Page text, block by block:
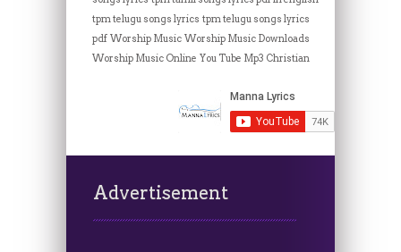
tpm telugu songs lyrics tpm telugu songs lyrics
pdf Worship Music Worship Music Downloads
Worship Music Online You Tube Mp3 Christian
Advertisement